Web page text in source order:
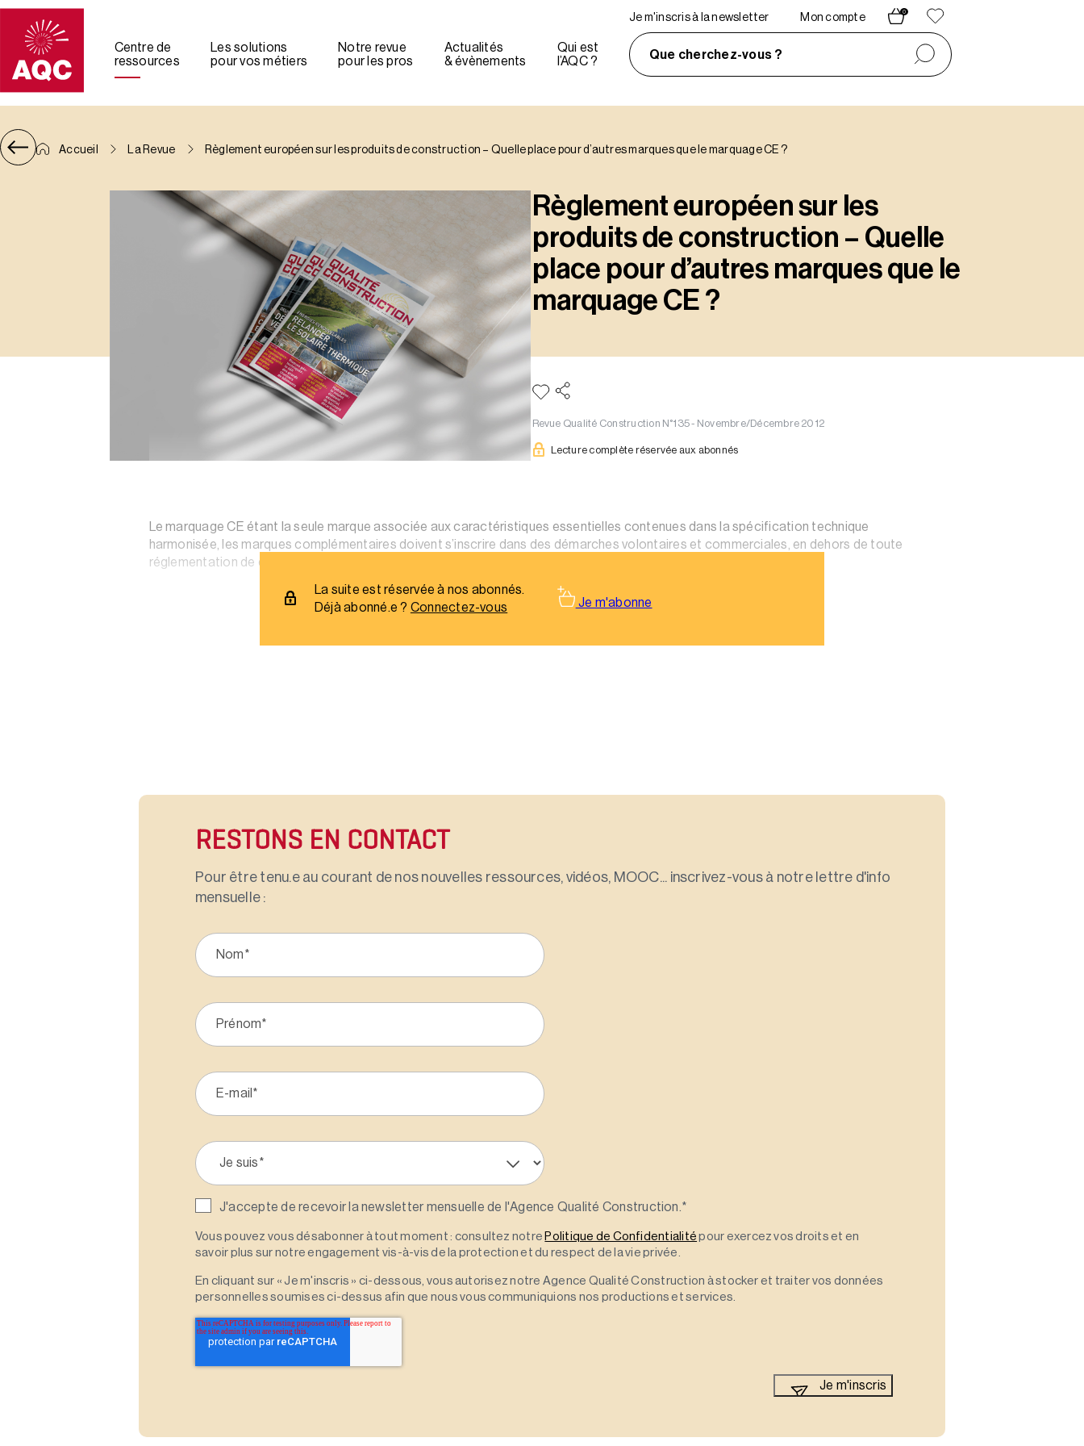
Panneau de gestion des cookies
Centre de
ressources
Les solutions
pour vos métiers
Notre revue
pour les pros
Actualités
& évènements
Qui est
l’AQC ?
Je m'inscris à la newsletter Mon compte
0
Que cherchez-vous ?
Accueil La Revue Règlement européen sur les produits de construction – Quelle place pour d’autres marques que le marquage CE ?
Règlement européen sur les
produits de construction – Quelle
place pour d’autres marques que le
marquage CE ?
Revue Qualité Construction N°135 - Novembre/Décembre 2012
Lecture complète réservée aux abonnés
Le marquage CE étant la seule marque associée aux caractéristiques essentielles contenues dans la spécification technique
harmonisée, les marques complémentaires doivent s’inscrire dans des démarches volontaires et commerciales, en dehors de toute
réglementation de droit ou de fait et sans qu’il s’agisse de marques nationales.
La suite est réservée à nos abonnés.
Déjà abonné.e ? Connectez-vous Je m'abonne
RESTONS EN CONTACT
Pour être tenu.e au courant de nos nouvelles ressources, vidéos, MOOC... inscrivez-vous à notre lettre d'info
mensuelle :
J'accepte de recevoir la newsletter mensuelle de l'Agence Qualité Construction.*
Vous pouvez vous désabonner à tout moment : consultez notre Politique de Confidentialité pour exercez vos droits et en
savoir plus sur notre engagement vis-à-vis de la protection et du respect de la vie privée.
En cliquant sur « Je m'inscris » ci-dessous, vous autorisez notre Agence Qualité Construction à stocker et traiter vos données
personnelles soumises ci-dessus afin que nous vous communiquions nos productions et services.